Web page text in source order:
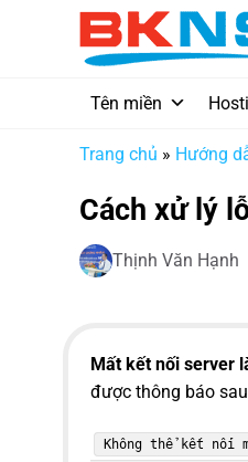
Tên miền
Trang chủ » Hướng
Cách xử lý
Thịnh Văn Hạnh
Mất kết nối server
được thông báo
Không thể kết nối